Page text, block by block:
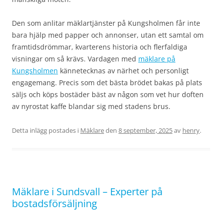
Den som anlitar mäklartjänster på Kungsholmen får inte
bara hjälp med papper och annonser, utan ett samtal om
framtidsdrömmar, kvarterens historia och flerfaldiga
visningar om så krävs. Vardagen med mäklare på
Kungsholmen kännetecknas av närhet och personligt
engagemang. Precis som det bästa brödet bakas på plats
säljs och köps bostäder bäst av någon som vet hur doften
av nyrostat kaffe blandar sig med stadens brus.
Detta inlägg postades i Mäklareden 8 september, 2025av henry.
Mäklare i Sundsvall – Experter på
bostadsförsäljning